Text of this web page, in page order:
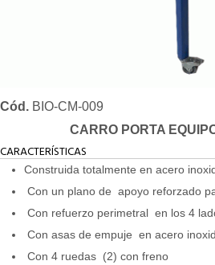
Cód. BIO-CM-009
CARRO PORTA
CARACTERÍSTICAS
Construida totalmente en acero
Con un plano de apoyo reforzado
Con refuerzo perimetral en los 4
Con asas de empuje en acero
Con 4 ruedas (2) con freno